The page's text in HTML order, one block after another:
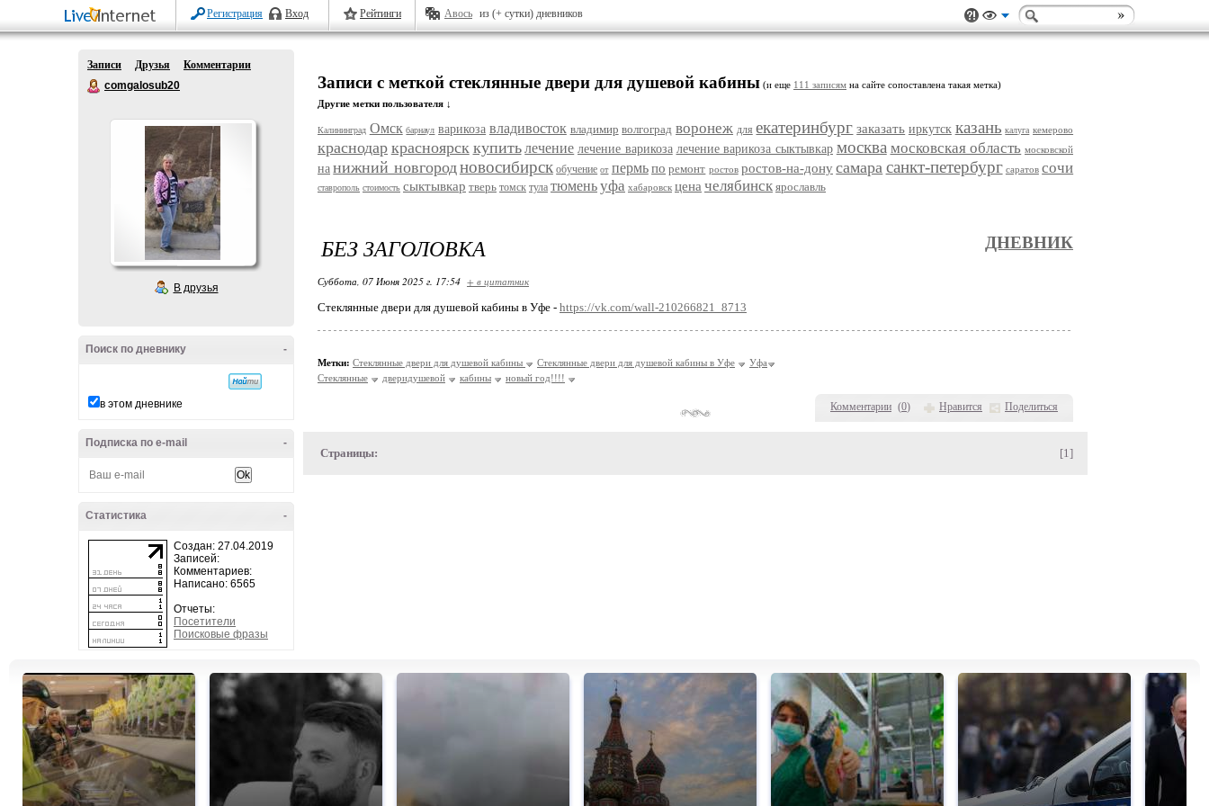
Регистрация Вход Рейтинги Авось из (+ сутки) дневников
Записи Друзья
Комментарии
comgalosub20
В друзья
-
Поиск по дневнику
в этом дневнике
-
Подписка по e-mail
-
Статистика
Создан: 27.04.2019
Записей:
Комментариев:
Написано: 6565
Отчеты:
Посетители
Поисковые фразы
Записи с меткой стеклянные двери для душевой кабины (и еще 111 записям на сайте сопоставлена такая метка)
Другие метки пользователя ↓
Калининград Омск барнаул варикоза владивосток владимир волгоград воронеж для екатеринбург заказать иркутск казань калуга кемерово
краснодар красноярск купить лечение лечение варикоза лечение варикоза сыктывкар москва московская область московской
на нижний новгородновосибирск обучение от пермь по ремонт ростов ростов-на-дону самара санкт-петербург саратов сочи
ставрополь стоимость сыктывкар тверь томск тула тюменьуфа хабаровск цена челябинск ярославль
Комментарии (0) Нравится Поделиться
БЕЗ ЗАГОЛОВКА ДНЕВНИК
Суббота, 07 Июня 2025 г. 17:54 + в цитатник
Стеклянные двери для душевой кабины в Уфе - https://vk.com/wall-210266821_8713
Метки: Стеклянные двери для душевой кабины Стеклянные двери для душевой кабины в Уфе
Уфа
Стеклянные
дверидушевой кабины новый год!!!!
Страницы: [1]